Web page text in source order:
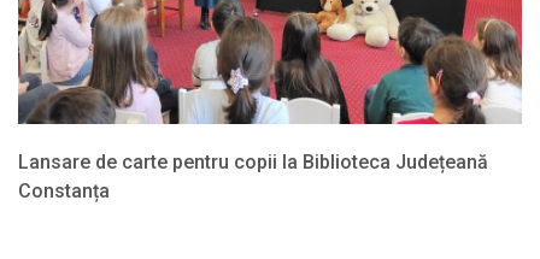
Lansare de carte pentru copii la Biblioteca Județeană
Constanța